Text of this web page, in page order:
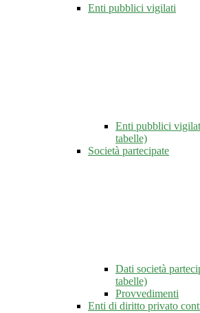
Enti pubblici vigilati
Enti pubblici
tabelle)
Società partecipate
Dati società
tabelle)
Provvedimenti
Enti di diritto privato